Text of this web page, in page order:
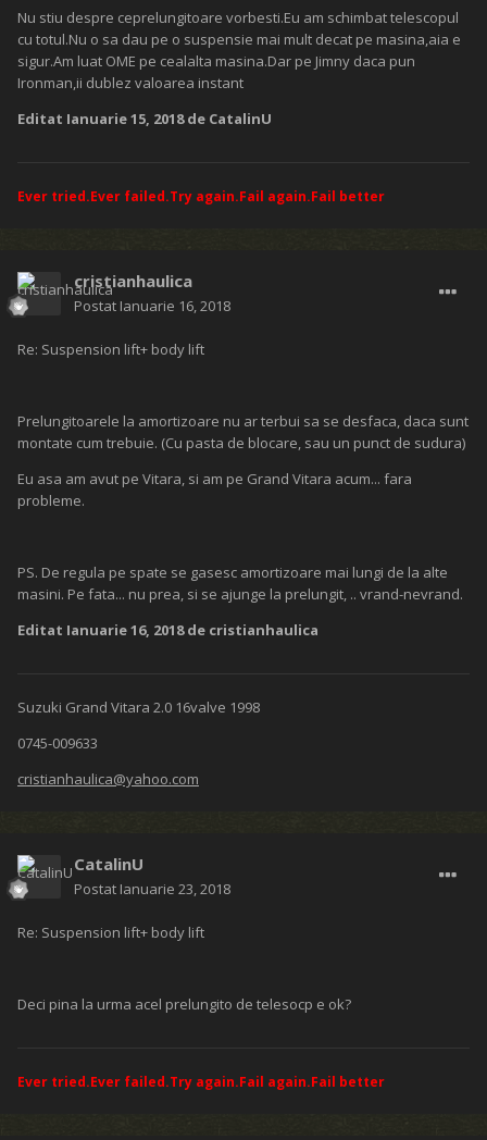
Nu stiu despre ceprelungitoare vorbesti.Eu am schimbat telescopul
cu totul.Nu o sa dau pe o suspensie mai mult decat pe masina,aia e
sigur.Am luat OME pe cealalta masina.Dar pe Jimny daca pun
Ironman,ii dublez valoarea instant
Editat Ianuarie 15, 2018de CatalinU
Ever tried.Ever failed.Try again.Fail again.Fail better
cristianhaulica
Postat Ianuarie 16, 2018
Re: Suspension lift+ body lift
Prelungitoarele la amortizoare nu ar terbui sa se desfaca, daca sunt
montate cum trebuie. (Cu pasta de blocare, sau un punct de sudura)
Eu asa am avut pe Vitara, si am pe Grand Vitara acum... fara
probleme.
PS. De regula pe spate se gasesc amortizoare mai lungi de la alte
masini. Pe fata... nu prea, si se ajunge la prelungit, .. vrand-nevrand.
Editat Ianuarie 16, 2018de cristianhaulica
Suzuki Grand Vitara 2.0 16valve 1998
0745-009633
cristianhaulica@yahoo.com
CatalinU
Postat Ianuarie 23, 2018
Re: Suspension lift+ body lift
Deci pina la urma acel prelungito de telesocp e ok?
Ever tried.Ever failed.Try again.Fail again.Fail better